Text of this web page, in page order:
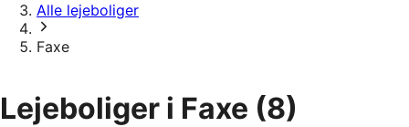
Alle lejeboliger
Faxe
Lejeboliger i Faxe (8)